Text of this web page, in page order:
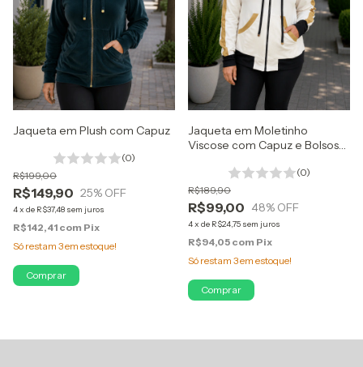
Jaqueta em Plush com Capuz
(0)
R$149,90
R$199,00
25% OFF
4x de R$37,48 sem juros
R$142,41 com Pix
Só restam 3em estoque!
Comprar
Jaqueta em Moletinho
Viscose com Capuz e Bolsos
(0)
R$99,00
R$189,90
48% OFF
4x de R$24,75 sem juros
R$94,05 com Pix
Só restam 3em estoque!
Comprar